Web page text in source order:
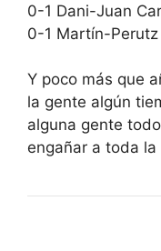
0-1 Dani-Juan
0-1 Martín-Perutz
Y poco más que
la gente algún
alguna gente
engañar a toda